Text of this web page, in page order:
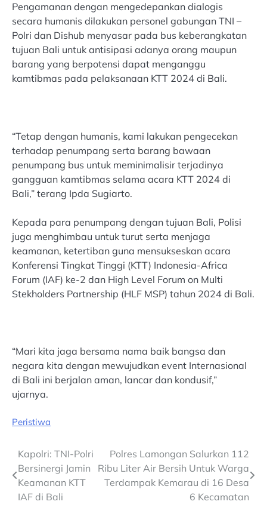
Pengamanan dengan mengedepankan dialogis
secara humanis dilakukan personel gabungan TNI –
Polri dan Dishub menyasar pada bus keberangkatan
tujuan Bali untuk antisipasi adanya orang maupun
barang yang berpotensi dapat menganggu
kamtibmas pada pelaksanaan KTT 2024 di Bali.
“Tetap dengan humanis, kami lakukan pengecekan
terhadap penumpang serta barang bawaan
penumpang bus untuk meminimalisir terjadinya
gangguan kamtibmas selama acara KTT 2024 di
Bali,” terang Ipda Sugiarto.
Kepada para penumpang dengan tujuan Bali, Polisi
juga menghimbau untuk turut serta menjaga
keamanan, ketertiban guna mensukseskan acara
Konferensi Tingkat Tinggi (KTT) Indonesia-Africa
Forum (IAF) ke-2 dan High Level Forum on Multi
Stekholders Partnership (HLF MSP) tahun 2024 di Bali.
“Mari kita jaga bersama nama baik bangsa dan
negara kita dengan mewujudkan event Internasional
di Bali ini berjalan aman, lancar dan kondusif,”
ujarnya.
Peristiwa
Post
navigation
Kapolri: TNI-Polri
Bersinergi Jamin
Keamanan KTT
IAF di Bali
Polres Lamongan Salurkan 112
Ribu Liter Air Bersih Untuk Warga
Terdampak Kemarau di 16 Desa
6 Kecamatan